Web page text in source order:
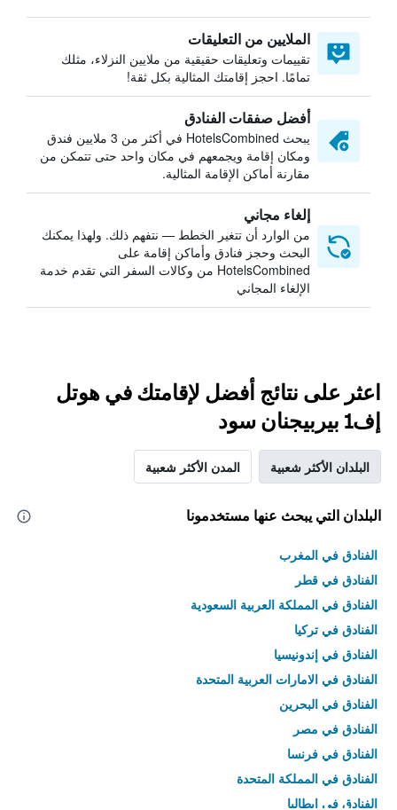
الملايين من التعليقات
تقييمات وتعليقات حقيقية من ملايين النزلاء، مثلك
تمامًا. احجز إقامتك المثالية بكل ثقة!
أفضل صفقات الفنادق
يبحث HotelsCombined في أكثر من 3 ملايين فندق
ومكان إقامة ويجمعهم في مكان واحد حتى تتمكن من
مقارنة أماكن الإقامة المثالية.
إلغاء مجاني
من الوارد أن تتغير الخطط — نتفهم ذلك. ولهذا يمكنك
البحث وحجز فنادق وأماكن إقامة على
HotelsCombined من وكالات السفر التي تقدم خدمة
الإلغاء المجاني
اعثر على نتائج أفضل لإقامتك في هوتل
إف1 بيربيجنان سود
البلدان الأكثر شعبية المدن الأكثر شعبية
البلدان التي يبحث عنها مستخدمونا
الفنادق في المغرب
الفنادق في قطر
الفنادق في المملكة العربية السعودية
الفنادق في تركيا
الفنادق في إندونيسيا
الفنادق في الامارات العربية المتحدة
الفنادق في البحرين
الفنادق في مصر
الفنادق في فرنسا
الفنادق في المملكة المتحدة
الفنادق في إيطاليا